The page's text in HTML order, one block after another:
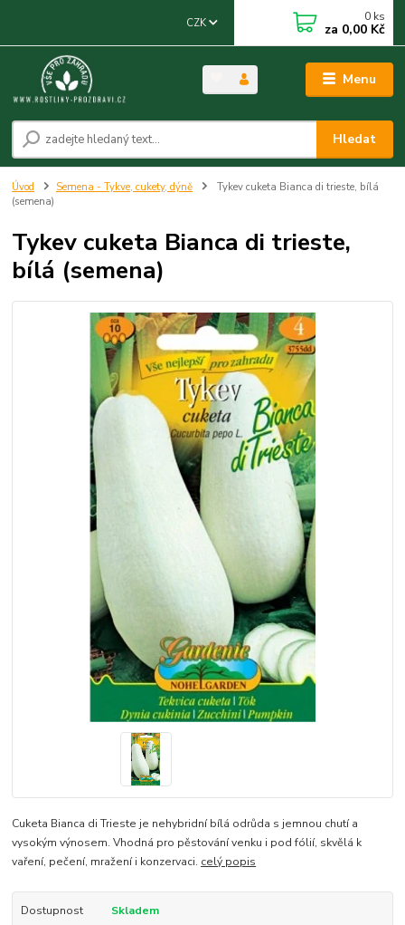
Menu
CZK
Hledat
0 ks
za 0,00 Kč
Úvod Semena - Tykve, cukety, dýně
Tykev cuketa Bianca di trieste, bílá
(semena)
Tykev cuketa Bianca di trieste,
bílá (semena)
Cuketa Bianca di Trieste je nehybridní bílá odrůda s jemnou chutí a
vysokým výnosem. Vhodná pro pěstování venku i pod fólií, skvělá k
vaření, pečení, mražení i konzervaci. celý popis
Dostupnost Skladem